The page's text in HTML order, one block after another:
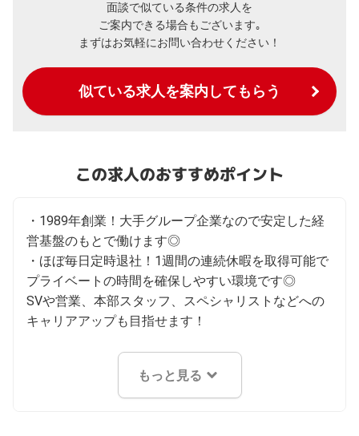
面談で似ている条件の求人を
ご案内できる場合もございます｡
まずはお気軽にお問い合わせください！
似ている求人を案内してもらう
この求人のおすすめポイント
・1989年創業！大手グループ企業なので安定した経
営基盤のもとで働けます◎
・ほぼ毎日定時退社！1週間の連続休暇を取得可能で
プライベートの時間を確保しやすい環境です◎
SVや営業、本部スタッフ、スペシャリストなどへの
キャリアアップも目指せます！
もっと見る